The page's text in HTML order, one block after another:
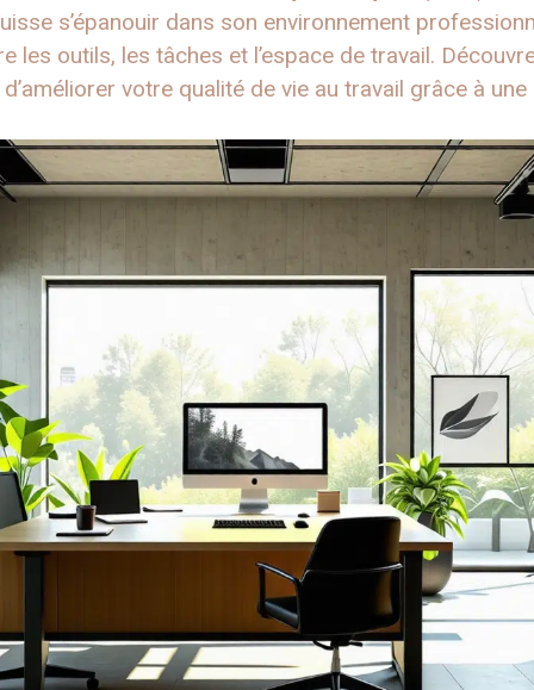
s’épanouir dans son environnement
les outils, les tâches et l’espace de travail.
votre qualité de vie au travail grâce à